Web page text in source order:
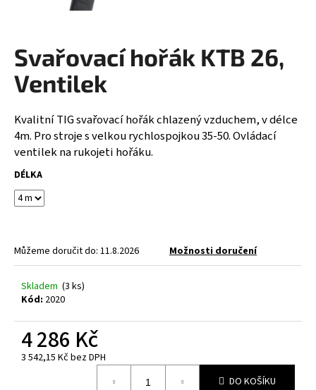
Svařovací hořák KTB 26,
Ventilek
Kvalitní TIG svařovací hořák chlazený vzduchem, v délce
4m. Pro stroje s velkou rychlospojkou 35-50. Ovládací
ventilek na rukojeti hořáku.
DÉLKA
Můžeme doručit do: 11.8.2026 Možnosti doručení
Skladem (3 ks)
Kód: 2020
4 286 Kč
3 542,15 Kč bez DPH
DO KOŠÍKU
í
t
?
p
o
u
č
e